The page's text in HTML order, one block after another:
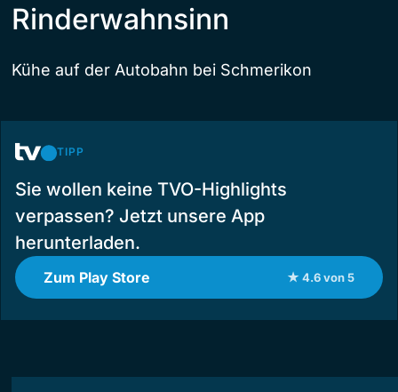
Rinderwahnsinn
Kühe auf der Autobahn bei Schmerikon
TIPP
Sie wollen keine TVO-Highlights
verpassen? Jetzt unsere App
herunterladen.
Zum Play Store ★ 4.6 von 5